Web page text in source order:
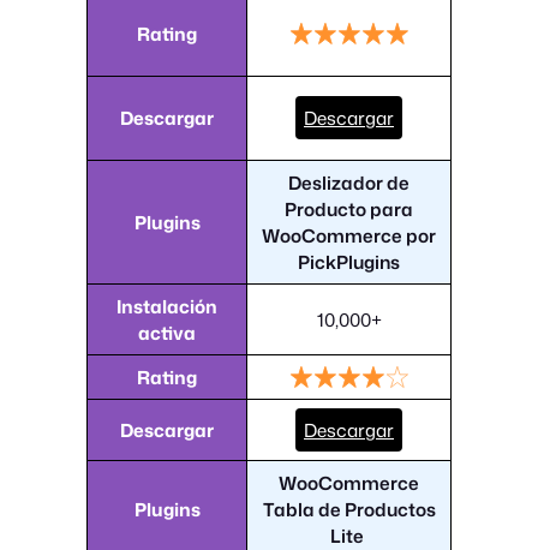
Rating
Descargar Descargar
Plugins
Deslizador de
Producto para
WooCommerce por
PickPlugins
Instalación
activa
10,000+
Rating
Descargar
Descargar
Plugins
WooCommerce
Tabla de Productos
Lite